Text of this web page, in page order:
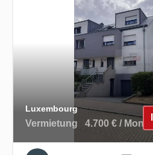
Luxembourg
Vermietung 4.700 € / Monat